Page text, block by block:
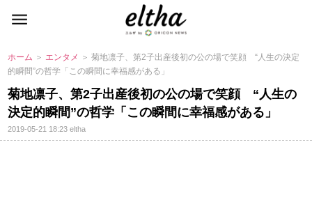
ホーム ＞ エンタメ ＞ 菊地凛子、第2子出産後初の公の場で笑顔 “人生の決定
的瞬間”の哲学「この瞬間に幸福感がある」
菊地凛子、第2子出産後初の公の場で笑顔 “人生の
決定的瞬間”の哲学「この瞬間に幸福感がある」
2019-05-21 18:23eltha